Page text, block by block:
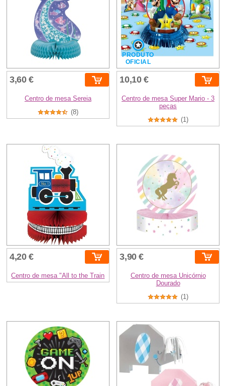
3,60 €
Centro de mesa Sereia
(8)
PRODUTO
OFICIAL
10,10 €
Centro de mesa Super Mario - 3
peças
(1)
4,20 €
Centro de mesa "All to the Train
3,90 €
Centro de mesa Unicórnio
Dourado
(1)